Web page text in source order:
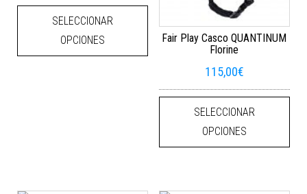
SELECCIONAR
OPCIONES
Este producto tiene múltiples
Fair Play Casco QUANTINUM
Florine
115,00€
SELECCIONAR
OPCIONES